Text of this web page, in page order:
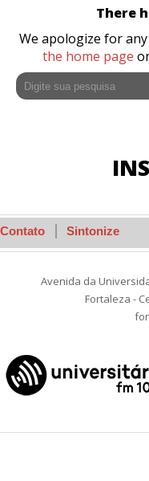
There
We apologize for
the home page
Contato Sintonize
Avenida da
Fortaleza -